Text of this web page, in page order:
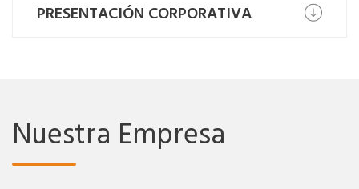
PRESENTACIÓN CORPORATIVA
Nuestra Empresa